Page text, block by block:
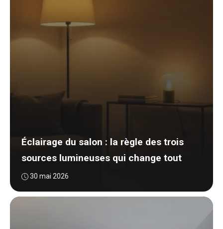
Éclairage du salon : la règle des trois
sources lumineuses qui change tout
30 mai 2026